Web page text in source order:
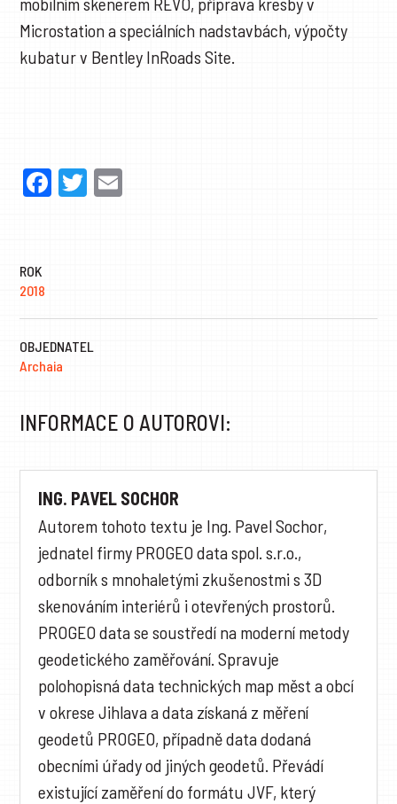
Microstation a speciálních nadstavbách, výpočty
kubatur v Bentley InRoads Site.
Facebook
Twitter
ROK
2018
OBJEDNATEL
Archaia
INFORMACE O AUTOROVI:
ING. PAVEL SOCHOR
Autorem tohoto textu je Ing. Pavel Sochor,
jednatel firmy PROGEO data spol. s.r.o.,
odborník s mnohaletými zkušenostmi s 3D
skenováním interiérů i otevřených prostorů.
PROGEO data se soustředí na moderní metody
geodetického zaměřování. Spravuje
polohopisná data technických map měst a obcí
v okrese Jihlava a data získaná z měření
geodetů PROGEO, případně data dodaná
obecními úřady od jiných geodetů. Převádí
existující zaměření do formátu JVF, který